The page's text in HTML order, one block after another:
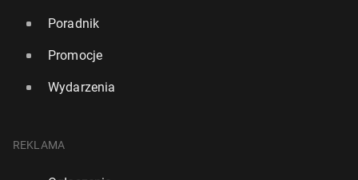
Poradnik
Promocje
Wydarzenia
REKLAMA